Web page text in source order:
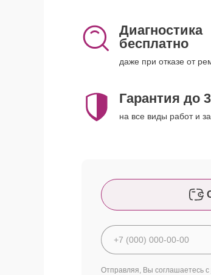
Диагностика
бесплатно
даже при отказе от
Гарантия до
на все виды работ и
Отправляя, Вы соглашаетесь с